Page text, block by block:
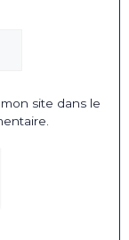
site dans le